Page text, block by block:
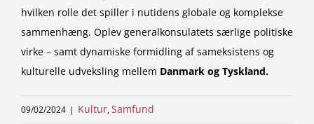
hvilken rolle det spiller i nutidens globale og komplekse
sammenhæng. Oplev generalkonsulatets særlige politiske
virke – samt dynamiske formidling af sameksistens og
kulturelle udveksling mellem Danmark og Tyskland.
09/02/2024 | Kultur,Samfund